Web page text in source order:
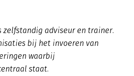
zelfstandig adviseur en trainer.
bij het invoeren van
waarbij
staat.